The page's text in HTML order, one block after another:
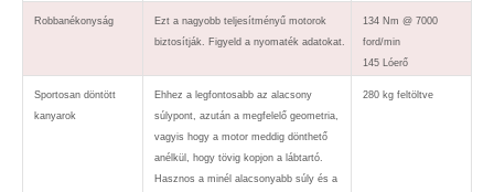
Robbanékonyság
Ezt a nagyobb teljesítményű motorok
biztosítják. Figyeld a nyomaték adatokat.
134 Nm @ 7000
ford/min
145 Lóerő
Sportosan döntött
kanyarok
Ehhez a legfontosabb az alacsony
súlypont, azután a megfelelő geometria,
vagyis hogy a motor meddig dönthető
anélkül, hogy tövig kopjon a lábtartó.
Hasznos a minél alacsonyabb súly és a
280 kg feltöltve